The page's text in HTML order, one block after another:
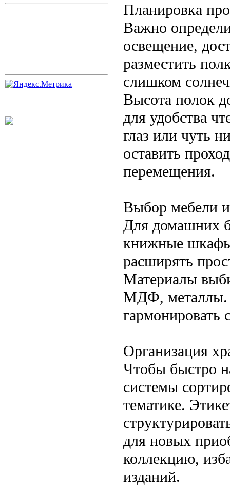
Планировка
Важно
освещение,
разместить
слишком
Высота полок
для удобства
глаз или чуть
оставить
перемещения.
Выбор мебели
Для домашних
книжные
расширять
Материалы
МДФ, металлы.
гармонировать
Организация
Чтобы быстро
системы
тематике.
для новых
коллекцию,
изданий.